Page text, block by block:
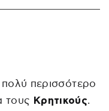
πολύ περισσότερο
τους Κρητικούς.